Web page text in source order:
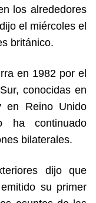
los alrededores
el miércoles el
británico.
en 1982 por el
conocidas en
en Reino Unido
ha continuado
bilaterales.
dijo que
su primer